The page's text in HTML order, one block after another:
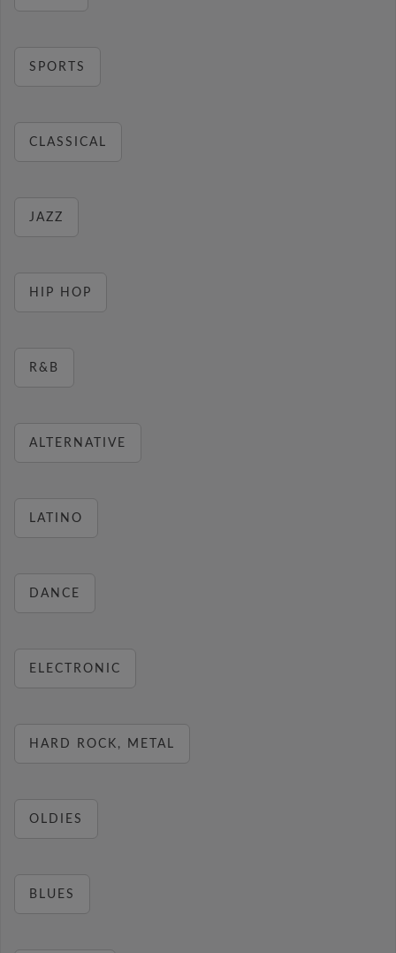
SPORTS
CLASSICAL
JAZZ
HIP HOP
R&B
ALTERNATIVE
LATINO
DANCE
ELECTRONIC
HARD ROCK, METAL
OLDIES
BLUES